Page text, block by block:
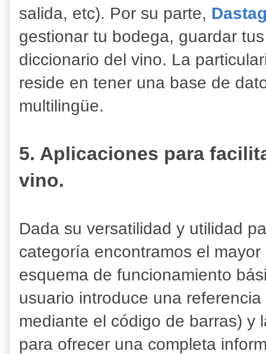
salida, etc). Por su parte,
gestionar tu bodega, guardar
diccionario del vino. La
reside en tener una base de
multilingüe.
5. Aplicaciones para
vino.
Dada su versatilidad y utilidad
categoría encontramos el
esquema de funcionamiento
usuario introduce una
mediante el código de barras) y
para ofrecer una completa